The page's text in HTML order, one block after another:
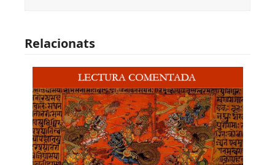
Relacionats